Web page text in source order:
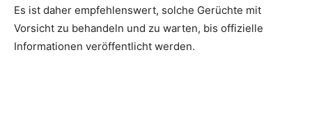
Es ist daher empfehlenswert, solche Gerüchte mit
Vorsicht zu behandeln und zu warten, bis offizielle
Informationen veröffentlicht werden.